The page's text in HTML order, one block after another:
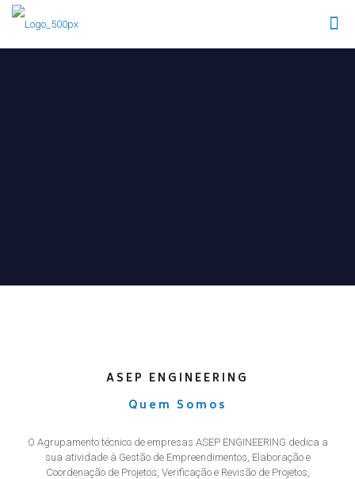
ASEP ENGINEERING
Quem Somos
O Agrupamento técnico de empresas ASEP ENGINEERING dedica a
sua atividade à Gestão de Empreendimentos, Elaboração e
Coordenação de Projetos, Verificação e Revisão de Projetos,